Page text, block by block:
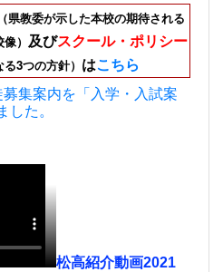
（県教委が示した本校の期待される
） 及びスクール・ポリシー
3つの方針） はこちら
集案内を「入学・入試案
した。
松高紹介動画2021